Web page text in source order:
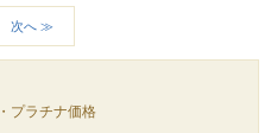
次へ ≫
プラチナ価格